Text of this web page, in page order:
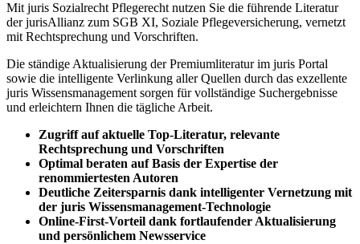
Mit juris Sozialrecht Pflegerecht nutzen Sie die führende Literatur
der jurisAllianz zum SGB XI, Soziale Pflegeversicherung, vernetzt
mit Rechtsprechung und Vorschriften.
Die ständige Aktualisierung der Premiumliteratur im juris Portal
sowie die intelligente Verlinkung aller Quellen durch das exzellente
juris Wissensmanagement sorgen für vollständige Suchergebnisse
und erleichtern Ihnen die tägliche Arbeit.
Zugriff auf aktuelle Top-Literatur, relevante
Rechtsprechung und Vorschriften
Optimal beraten auf Basis der Expertise der
renommiertesten Autoren
Deutliche Zeitersparnis dank intelligenter Vernetzung mit
der juris Wissensmanagement-Technologie
Online-First-Vorteil dank fortlaufender Aktualisierung
und persönlichem Newsservice